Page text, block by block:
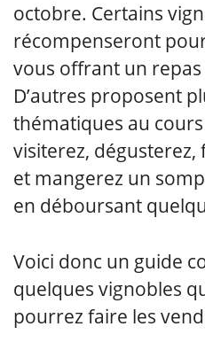
octobre. Certains
récompenseront
vous offrant un
D’autres proposent
thématiques au
visiterez, dégusterez,
et mangerez un
en déboursant
Voici donc un guide
quelques vignobles
pourrez faire les